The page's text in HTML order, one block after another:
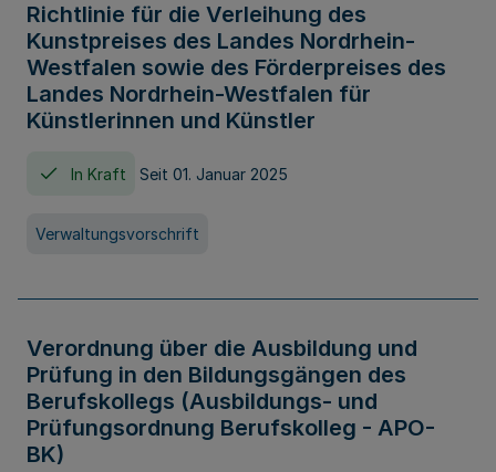
Richtlinie für die Verleihung des
Kunstpreises des Landes Nordrhein-
Westfalen sowie des Förderpreises des
Landes Nordrhein-Westfalen für
Künstlerinnen und Künstler
In Kraft Seit 01. Januar 2025
Verwaltungsvorschrift
Verordnung über die Ausbildung und
Prüfung in den Bildungsgängen des
Berufskollegs (Ausbildungs- und
Prüfungsordnung Berufskolleg - APO-
BK)